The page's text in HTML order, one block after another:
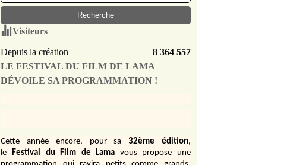
Visiteurs
Depuis la création
8 364 557
LE FESTIVAL DU FILM DE LAMA
DÉVOILE SA PROGRAMMATION !
Cette année encore, pour sa 32ème édition,
le Festival du Film de Lama vous propose une